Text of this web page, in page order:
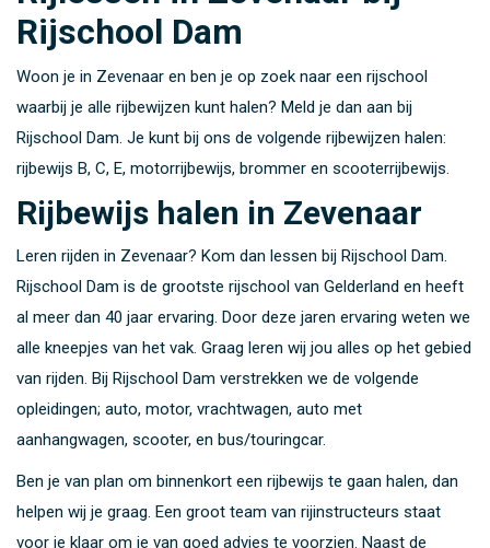
Rijschool Dam
Woon je in Zevenaar en ben je op zoek naar een rijschool
waarbij je alle rijbewijzen kunt halen? Meld je dan aan bij
Rijschool Dam. Je kunt bij ons de volgende rijbewijzen halen:
rijbewijs B, C, E, motorrijbewijs, brommer en scooterrijbewijs.
Rijbewijs halen in Zevenaar
Leren rijden in Zevenaar? Kom dan lessen bij Rijschool Dam.
Rijschool Dam is de grootste rijschool van Gelderland en heeft
al meer dan 40 jaar ervaring. Door deze jaren ervaring weten we
alle kneepjes van het vak. Graag leren wij jou alles op het gebied
van rijden. Bij Rijschool Dam verstrekken we de volgende
opleidingen; auto, motor, vrachtwagen, auto met
aanhangwagen, scooter, en bus/touringcar.
Ben je van plan om binnenkort een rijbewijs te gaan halen, dan
helpen wij je graag. Een groot team van rijinstructeurs staat
voor je klaar om je van goed advies te voorzien. Naast de